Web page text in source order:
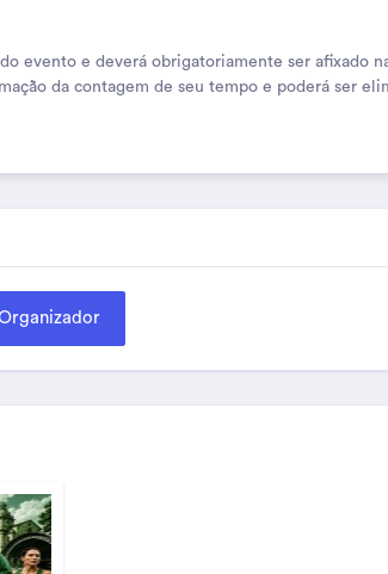
evento e deverá obrigatoriamente ser afixado
da contagem de seu tempo e poderá ser